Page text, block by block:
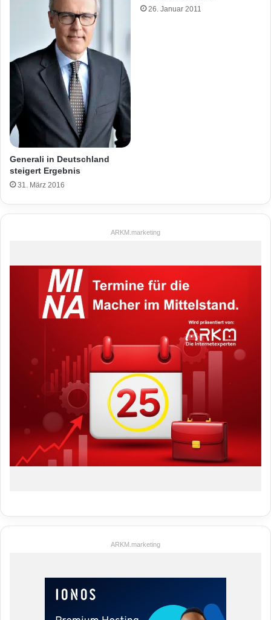
Generali in Deutschland
steigert Ergebnis
31. März 2016
26. Januar 2011
ARKM.marketing
ARKM.marketing